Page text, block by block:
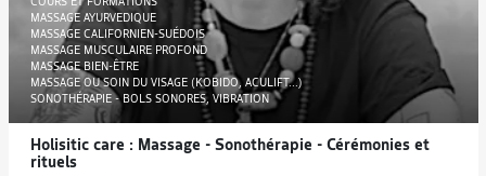
COURS ET FORMATIONS
MASSAGE AYURVEDIQUE
MASSAGE CALIFORNIEN-SUÉDOIS
MASSAGE MUSCULAIRE PROFOND
MASSAGE BIEN-ÊTRE
MASSAGE OU SOIN DU VISAGE (KOBIDO, ACULIFT...)
SONOTHÉRAPIE - BOLS SONORES, VIBRATION
Holisitic care : Massage - Sonothérapie - Cérémonies et
rituels